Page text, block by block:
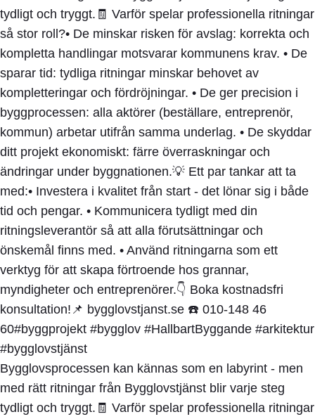
Bygglovsprocessen kan kännas som en labyrint - men
med rätt ritningar från Bygglovstjänst blir varje steg
tydligt och tryggt.🧾 Varför spelar professionella ritningar